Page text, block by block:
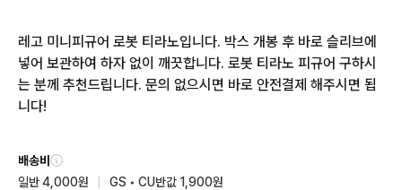
레고 미니피규어 로봇 티라노입니다. 박스 개봉 후 바로 슬리브에
넣어 보관하여 하자 없이 깨끗합니다. 로봇 티라노 피규어 구하시
는 분께 추천드립니다. 문의 없으시면 바로 안전결제 해주시면 됩
니다!
배송비
일반 4,000원
GS • CU반값 1,900원